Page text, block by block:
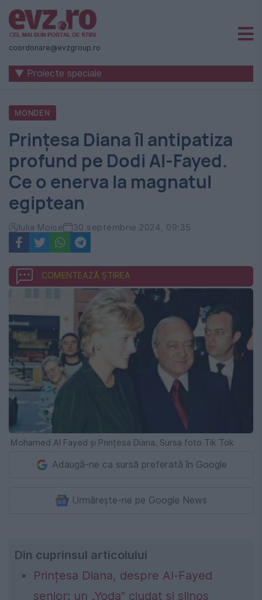
Știri
naționale
internaționale
România
-
Evenimentul
Zilei
coordonare@evzgroup.ro
▼ Proiecte speciale
MONDEN
Prințesa Diana îl antipatiza
profund pe Dodi Al-Fayed.
Ce o enerva la magnatul
egiptean
Iulia Moise 30 septembrie 2024, 09:35
COMENTEAZĂ ȘTIREA
Mohamed Al Fayed și Prințesa Diana. Sursa foto Tik Tok
Adaugă-ne ca sursă preferată în Google
Urmărește-ne pe Google News
Din cuprinsul articolului
Prințesa Diana, despre Al-Fayed
senior: un „Yoda” ciudat și slinos